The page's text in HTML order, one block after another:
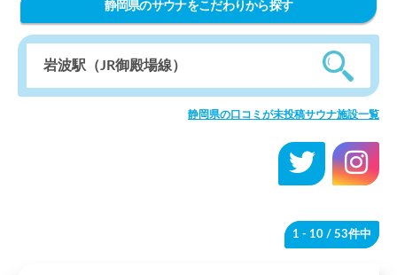
静岡県のサウナをこだわりから探す
静岡県の口コミが未投稿サウナ施設一覧
1 - 10 / 53件中